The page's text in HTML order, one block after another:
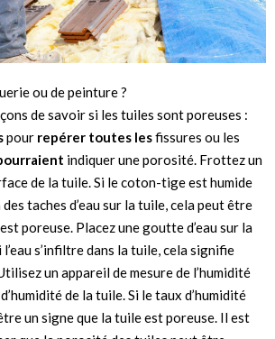
ou de peinture ?
de savoir si les tuiles sont poreuses :
pour repérer toutes lesfissures ou les
indiquer une porosité. Frottez un
de la tuile. Si le coton-tige est humide
taches d’eau sur la tuile, cela peut être
poreuse. Placez une goutte d’eau sur la
s’infiltre dans la tuile, cela signifie
un appareil de mesure de l’humidité
de la tuile. Si le taux d’humidité
un signe que la tuile est poreuse. Il est